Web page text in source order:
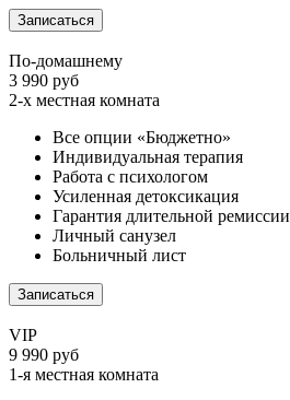
Записаться
По-домашнему
3 990 руб
2-х местная комната
Все опции «Бюджетно»
Индивидуальная терапия
Работа с психологом
Усиленная детоксикация
Гарантия длительной ремиссии
Личный санузел
Больничный лист
Записаться
VIP
9 990 руб
1-я местная комната